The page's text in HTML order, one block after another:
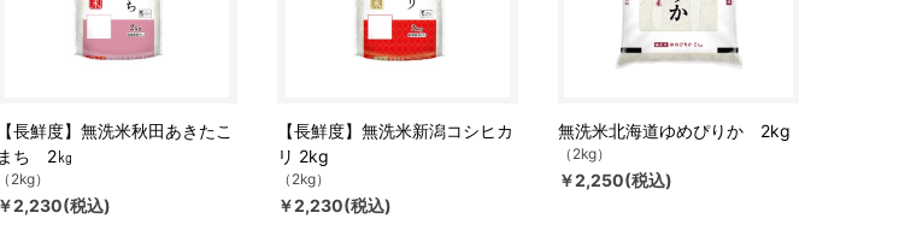
【長鮮度】無洗米秋田あきたこ
まち 2㎏
（2kg）
￥2,230(税込)
【長鮮度】無洗米新潟コシヒカ
リ 2kg
（2kg）
￥2,230(税込)
無洗米北海道ゆめぴりか 2kg
（2kg）
￥2,250(税込)